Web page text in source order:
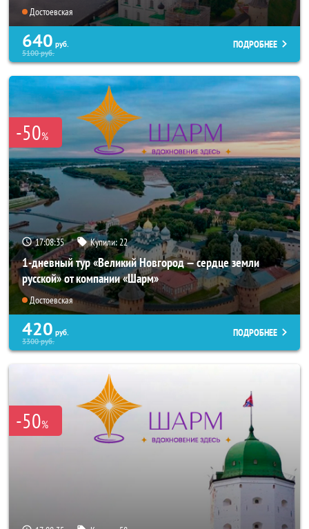
Достоевская
640 руб.
5100руб.
ПОДРОБНЕЕ
-50%
17:08:33 Купили: 22
1-дневный тур «Великий Новгород — сердце земли
русской» от компании «Шарм»
Достоевская
420 руб.
3300руб.
ПОДРОБНЕЕ
-50%